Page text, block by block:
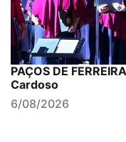
PAÇOS DE
Cardoso
6/08/2026